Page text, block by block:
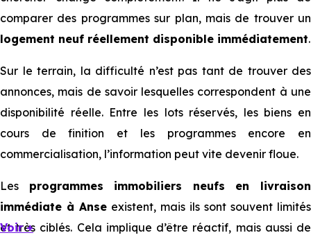
comparer des programmes sur plan, mais de trouver un
logement neuf réellement disponible immédiatement.
Sur le terrain, la difficulté n’est pas tant de trouver des
annonces, mais de savoir lesquelles correspondent à une
disponibilité réelle. Entre les lots réservés, les biens en
cours de finition et les programmes encore en
commercialisation, l’information peut vite devenir floue.
Les programmes immobiliers neufs en livraison
immédiate à Anse existent, mais ils sont souvent limités
et très ciblés. Cela implique d’être réactif, mais aussi de
Voir +